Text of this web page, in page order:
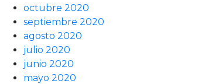
octubre 2020
septiembre 2020
agosto 2020
julio 2020
junio 2020
mayo 2020